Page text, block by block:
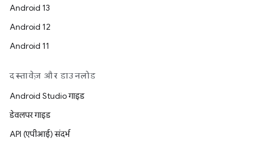
Android 13
Android 12
Android 11
दस्तावेज़ और डाउनलोड
Android Studio गाइड
डेवलपर गाइड
API (एपीआई) संदर्भ